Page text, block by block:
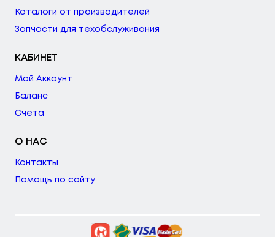
Каталоги от производителей
Запчасти для техобслуживания
КАБИНЕТ
Мой Аккаунт
Баланс
Счета
О НАС
Контакты
Помощь по сайту